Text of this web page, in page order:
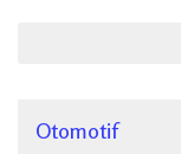
Otomotif